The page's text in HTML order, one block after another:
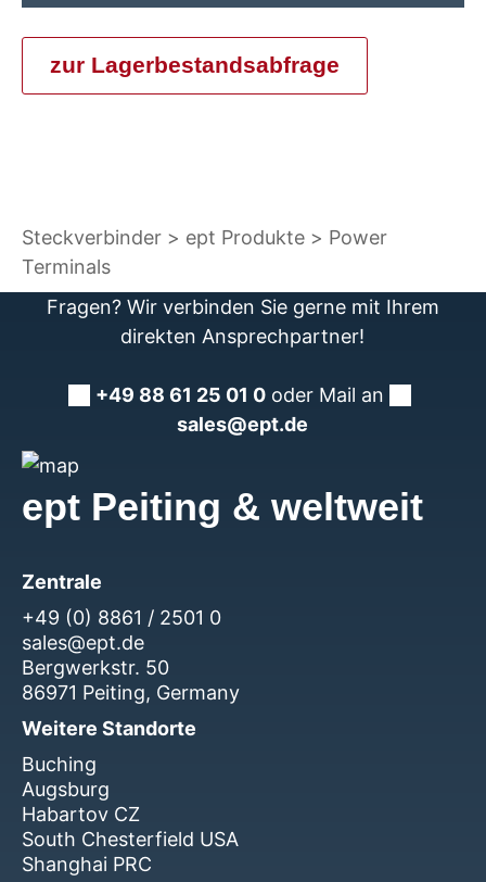
zur Lagerbestandsabfrage
Steckverbinder ept Produkte
Power
Terminals
Fragen? Wir verbinden Sie gerne mit Ihrem
direkten Ansprechpartner!
+49 88 61 25 01 0 oder Mail an
sales@ept.de
ept Peiting & weltweit
Zentrale
+49 (0) 8861 / 2501 0
sales@ept.de
Bergwerkstr. 50
86971 Peiting, Germany
Weitere Standorte
Buching
Augsburg
Habartov CZ
South Chesterfield USA
Shanghai PRC